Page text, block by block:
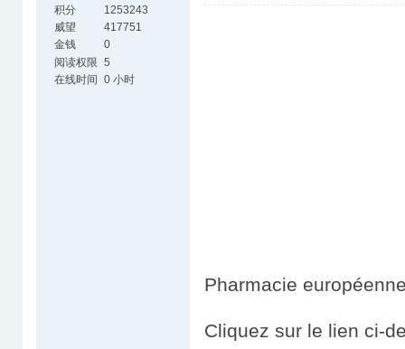
积分
1253243
威望
417751
金钱
0
阅读权限 5
在线时间 0 小时
Pharmacie
Cliquez sur le lien ci-